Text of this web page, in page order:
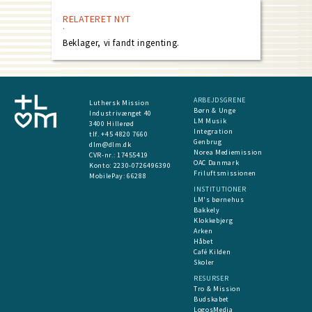
RELATERET NYT
Beklager, vi fandt ingenting.
Luthersk Mission
Industrivænget 40
3400 Hillerød
tlf. +45 4820 7660
dlm@dlm.dk
CVR-nr.: 17455419
​Konto: 2230-0726496390
MobilePay:66288
ARBEJDSGRENE
Børn & Unge
LM Musik
Integration
Genbrug
Norea Mediemission
OAC Danmark
Friluftsmissionen
INSTITUTIONER
LM's børnehus
Bakkely
Klokkebjerg
Arken
Håbet
Café Kilden
Skoler
RESURSER
Tro & Mission
Budskabet
LogosMedia